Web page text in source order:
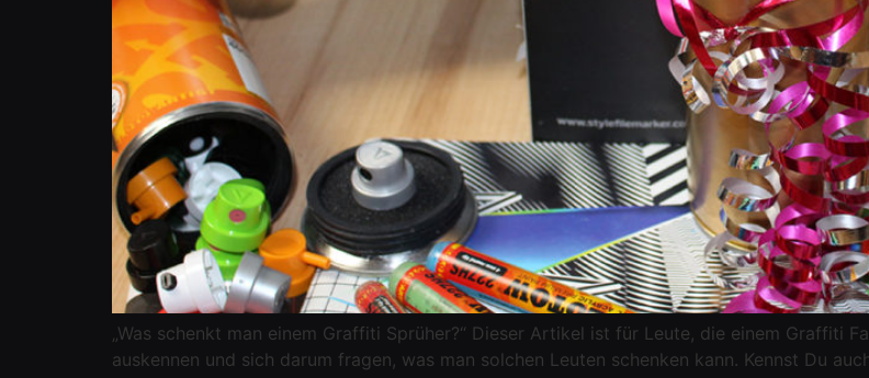
„Was schenkt man einem Graffiti Sprüher?“ Dieser Artikel ist für Leute, die einem Graffiti
auskennen und sich darum fragen, was man solchen Leuten schenken kann. Kennst Du